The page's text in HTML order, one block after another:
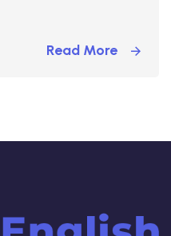
Read More